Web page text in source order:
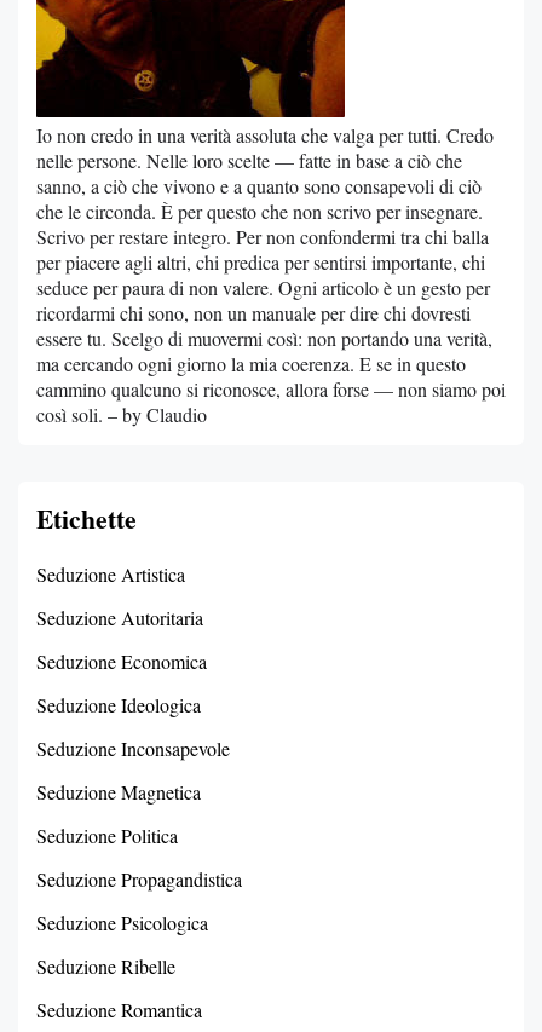
Io non credo in una verità assoluta che valga per tutti. Credo
nelle persone. Nelle loro scelte — fatte in base a ciò che
sanno, a ciò che vivono e a quanto sono consapevoli di ciò
che le circonda. È per questo che non scrivo per insegnare.
Scrivo per restare integro. Per non confondermi tra chi balla
per piacere agli altri, chi predica per sentirsi importante, chi
seduce per paura di non valere. Ogni articolo è un gesto per
ricordarmi chi sono, non un manuale per dire chi dovresti
essere tu. Scelgo di muovermi così: non portando una verità,
ma cercando ogni giorno la mia coerenza. E se in questo
cammino qualcuno si riconosce, allora forse — non siamo poi
così soli. – by Claudio
Etichette
Seduzione Artistica
Seduzione Autoritaria
Seduzione Economica
Seduzione Ideologica
Seduzione Inconsapevole
Seduzione Magnetica
Seduzione Politica
Seduzione Propagandistica
Seduzione Psicologica
Seduzione Ribelle
Seduzione Romantica